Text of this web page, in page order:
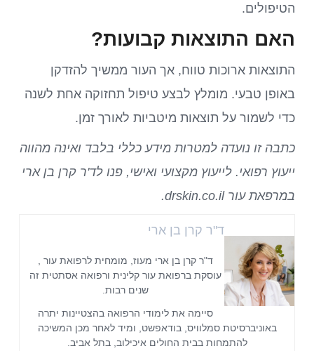
הטיפולים.
האם התוצאות קבועות?
התוצאות ארוכות טווח, אך העור ממשיך להזדקן
באופן טבעי. מומלץ לבצע טיפול תחזוקה אחת לשנה
כדי לשמור על תוצאות מיטביות לאורך זמן.
כתבה זו נועדה למטרות מידע כללי בלבד ואינה מהווה
ייעוץ רפואי. לייעוץ מקצועי ואישי, פנו לד'ר קרן בן ארי
במרפאת עור drskin.co.il.
ד"ר קרן בן ארי
ד"ר קרן בן ארי מעוז, מומחית לרפואת עור ,
עוסקת ברפואת עור קלינית ורפואה אסתטית זה
שנים רבות.
סיימה את לימודי הרפואה בהצטיינות יתרה
באוניברסיטת סמלוויס, בודאפשט, ומיד לאחר מכן המשיכה
להתמחות בבית החולים איכילוב, בתל אביב.